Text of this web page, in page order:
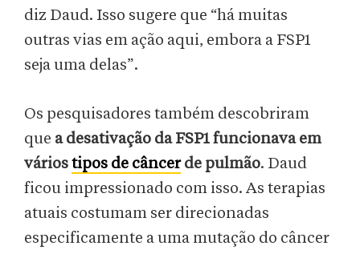
diz Daud. Isso sugere que “há muitas
outras vias em ação aqui, embora a FSP1
seja uma delas”.
Os pesquisadores também descobriram
que a desativação da FSP1 funcionava em
váriostipos de câncerde pulmão. Daud
ficou impressionado com isso. As terapias
atuais costumam ser direcionadas
especificamente a uma mutação do câncer